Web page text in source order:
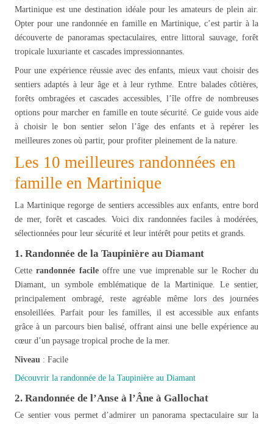
Martinique est une destination idéale pour les amateurs de plein air.
Opter pour une randonnée en famille en Martinique, c’est partir à la
découverte de panoramas spectaculaires, entre littoral sauvage, forêt
tropicale luxuriante et cascades impressionnantes.
Pour une expérience réussie avec des enfants, mieux vaut choisir des
sentiers adaptés à leur âge et à leur rythme. Entre balades côtières,
forêts ombragées et cascades accessibles, l’île offre de nombreuses
options pour marcher en famille en toute sécurité. Ce guide vous aide
à choisir le bon sentier selon l’âge des enfants et à repérer les
meilleures zones où partir, pour profiter pleinement de la nature.
Les 10 meilleures randonnées en
famille en Martinique
La Martinique regorge de sentiers accessibles aux enfants, entre bord
de mer, forêt et cascades. Voici dix randonnées faciles à modérées,
sélectionnées pour leur sécurité et leur intérêt pour petits et grands.
1. Randonnée de la Taupinière au Diamant
Cetterandonnée facileoffre une vue imprenable sur le Rocher du
Diamant, un symbole emblématique de la Martinique. Le sentier,
principalement ombragé, reste agréable même lors des journées
ensoleillées. Parfait pour les familles, il est accessible aux enfants
grâce à un parcours bien balisé, offrant ainsi une belle expérience au
cœur d’un paysage tropical proche de la mer.
Niveau : Facile
Découvrir la randonnée de la Taupinière au Diamant
2. Randonnée de l’Anse à l’Âne à Gallochat
Ce sentier vous permet d’admirer un panorama spectaculaire sur la